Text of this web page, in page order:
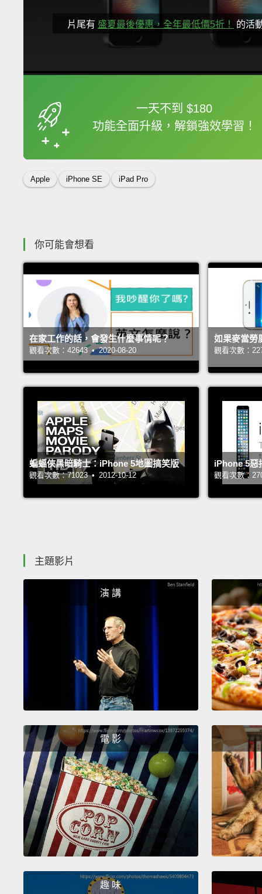
片尾有 盛夏最後優惠，全年最低價5折！ 的活
一天不到 $180
功能全面升級，解鎖強效學習！
框選或點兩下字幕可
Apple iPhone SE iPad Pro
你可能會想看
在家工作的話，會發生什麼事情呢？
觀看次數：42643 • 2020-08-20
如果麥當勞
觀看次數：
蝙蝠俠黑暗騎士：iPhone 5地圖搞笑版
觀看次數：71023 • 2012-10-12
iPhone 5惡
觀看次數：
主題影片
演 講
電 影
趣 味